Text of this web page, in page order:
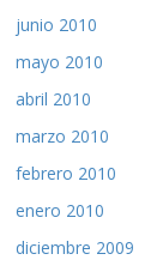
junio 2010
mayo 2010
abril 2010
marzo 2010
febrero 2010
enero 2010
diciembre 2009